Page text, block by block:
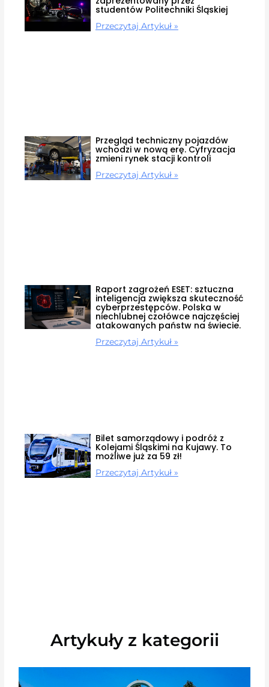
studentów Politechniki Śląskiej
Przeczytaj Artykuł »
Przegląd techniczny pojazdów
wchodzi w nową erę. Cyfryzacja
zmieni rynek stacji kontroli
Przeczytaj Artykuł »
Raport zagrożeń ESET: sztuczna
inteligencja zwiększa skuteczność
cyberprzestępców. Polska w
niechlubnej czołówce najczęściej
atakowanych państw na świecie.
Przeczytaj Artykuł »
Bilet samorządowy i podróż z
Kolejami Śląskimi na Kujawy. To
możliwe już za 59 zł!
Przeczytaj Artykuł »
Artykuły z kategorii